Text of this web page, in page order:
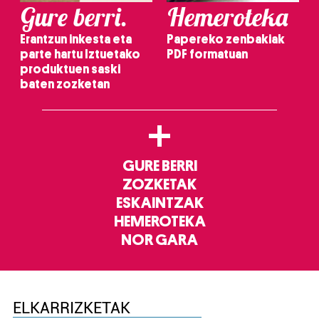
Gure berri.
Erantzun inkesta eta
parte hartu Iztuetako
produktuen saski
baten zozketan
Hemeroteka
Papereko zenbakiak
PDF formatuan
+
GURE BERRI
ZOZKETAK
ESKAINTZAK
HEMEROTEKA
NOR GARA
ELKARRIZKETAK